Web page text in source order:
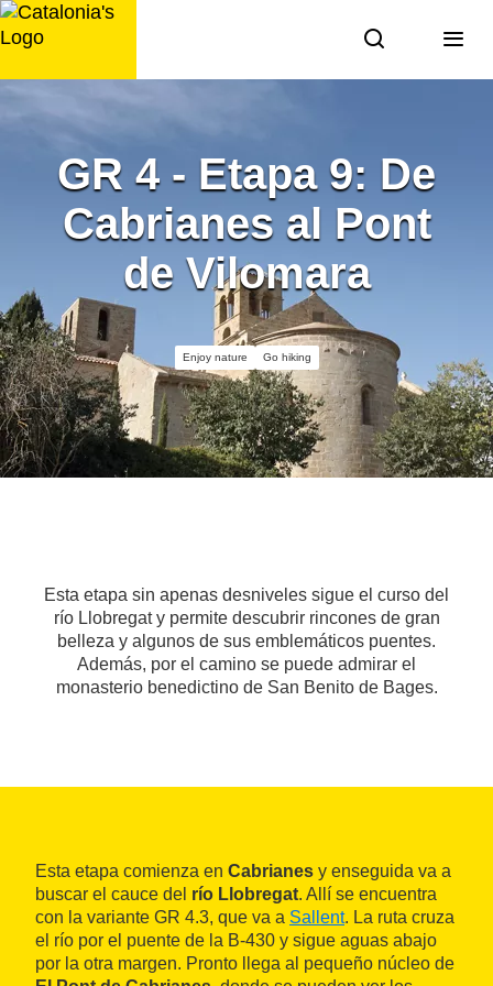
Skip
to
GR 4 - Etapa 9: De
Cabrianes al Pont
de Vilomara
Enjoy nature Go hiking
Esta etapa sin apenas desniveles sigue el curso del
río Llobregat y permite descubrir rincones de gran
belleza y algunos de sus emblemáticos puentes.
Además, por el camino se puede admirar el
monasterio benedictino de San Benito de Bages.
Esta etapa comienza en Cabrianes y enseguida va a
buscar el cauce del río Llobregat. Allí se encuentra
con la variante GR 4.3, que va a Sallent. La ruta cruza
el río por el puente de la B-430 y sigue aguas abajo
por la otra margen. Pronto llega al pequeño núcleo de